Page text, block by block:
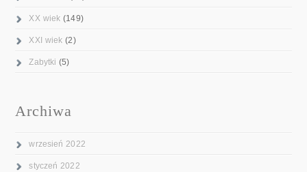
XX wiek (149)
XXI wiek (2)
Zabytki (5)
Archiwa
wrzesień 2022
styczeń 2022